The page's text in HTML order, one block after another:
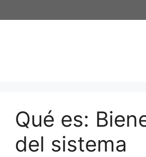
al
Qué es:
del sistema